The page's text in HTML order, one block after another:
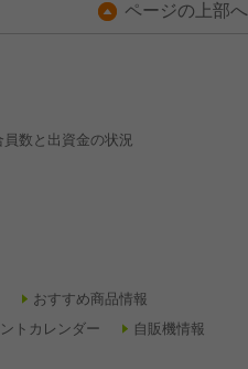
ページの上部へ
員数と出資金の状況
おすすめ商品情報
トカレンダー 自販機情報